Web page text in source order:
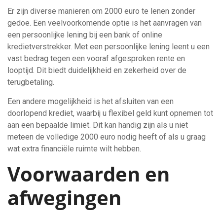
Er zijn diverse manieren om 2000 euro te lenen zonder
gedoe. Een veelvoorkomende optie is het aanvragen van
een persoonlijke lening bij een bank of online
kredietverstrekker. Met een persoonlijke lening leent u een
vast bedrag tegen een vooraf afgesproken rente en
looptijd. Dit biedt duidelijkheid en zekerheid over de
terugbetaling.
Een andere mogelijkheid is het afsluiten van een
doorlopend krediet, waarbij u flexibel geld kunt opnemen tot
aan een bepaalde limiet. Dit kan handig zijn als u niet
meteen de volledige 2000 euro nodig heeft of als u graag
wat extra financiële ruimte wilt hebben.
Voorwaarden en
afwegingen